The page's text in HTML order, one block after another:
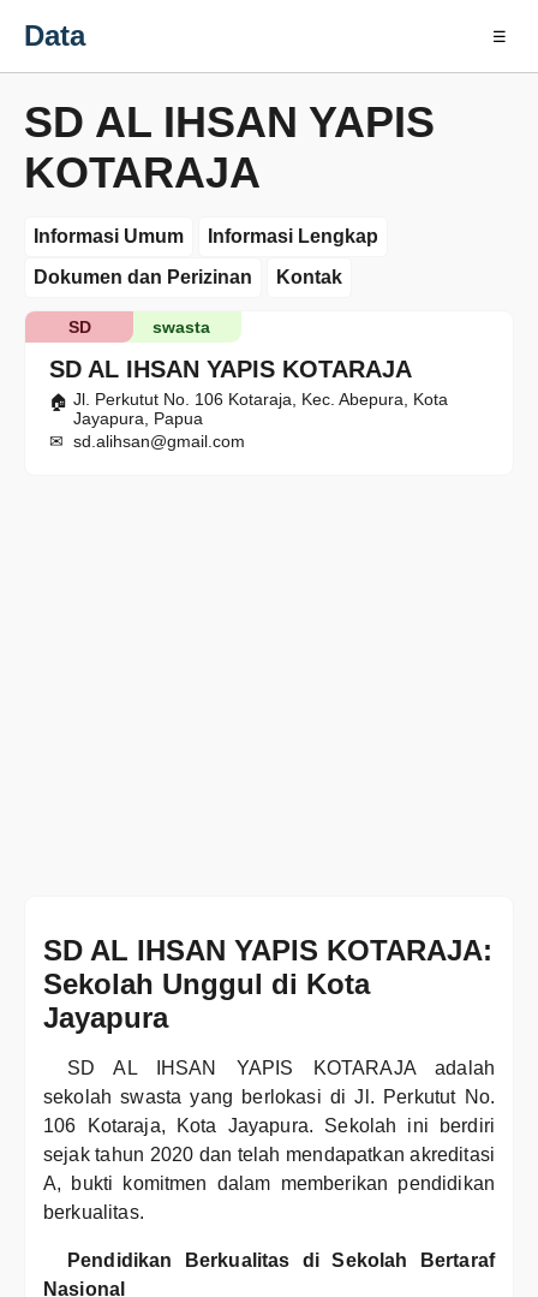
Data ☰
SD AL IHSAN YAPIS
KOTARAJA
Informasi Umum
Informasi Lengkap
Dokumen dan Perizinan
Kontak
SD AL IHSAN YAPIS KOTARAJA
swasta
SD
Jl. Perkutut No. 106 Kotaraja, Kec. Abepura, Kota
Jayapura, Papua
sd.alihsan@gmail.com
SD AL IHSAN YAPIS KOTARAJA:
Sekolah Unggul di Kota
Jayapura
SD AL IHSAN YAPIS KOTARAJA adalah
sekolah swasta yang berlokasi di Jl. Perkutut No.
106 Kotaraja, Kota Jayapura. Sekolah ini berdiri
sejak tahun 2020 dan telah mendapatkan akreditasi
A, bukti komitmen dalam memberikan pendidikan
berkualitas.
Pendidikan Berkualitas di Sekolah Bertaraf
Nasional